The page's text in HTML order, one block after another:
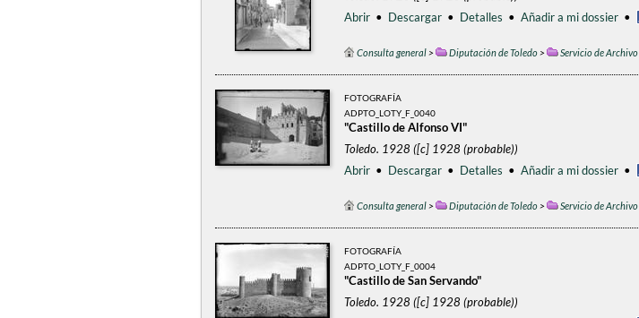
Abrir • Descargar • Detalles • Añadir a mi dossier •
Consulta general> Diputación de Toledo> Servicio de Archivo
FOTOGRAFÍA
ADPTO_LOTY_F_0040
"Castillo de Alfonso VI"
Toledo. 1928 ([c] 1928 (probable))
Abrir • Descargar • Detalles • Añadir a mi dossier •
Consulta general> Diputación de Toledo> Servicio de Archivo
FOTOGRAFÍA
ADPTO_LOTY_F_0004
"Castillo de San Servando"
Toledo. 1928 ([c] 1928 (probable))